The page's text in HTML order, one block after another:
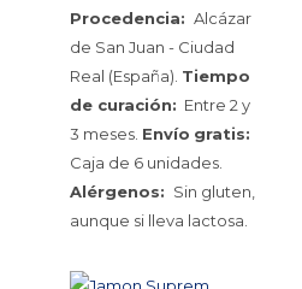
Procedencia: Alcázar
de San Juan - Ciudad
Real (España). Tiempo
de curación: Entre 2 y
3 meses. Envío gratis:
Caja de 6 unidades.
Alérgenos: Sin gluten,
aunque si lleva lactosa.